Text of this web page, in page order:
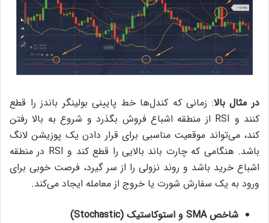
در مثال بالا: زمانی که کندل‌ها خط پایینی بولینگر باندز را قطع
‌کنند و RSI از منطقه اشباع فروش بگذرد و شروع به بالا رفتن
‌کند، می‌تواند موقعیت مناسبی برای قرار دادن یک پوزیشن لانگ
باشد. هنگامی که چارت باند بالایی را قطع کند و RSI در منطقه
اشباع خرید باشد و روند نزولی را از سر گیرد، ‌فرصت خوبی برای
ورود به یک سفارش شورت یا خروج از معامله ایجاد می‌کند.
شاخصSMA و استوکاستیک (Stochastic
)